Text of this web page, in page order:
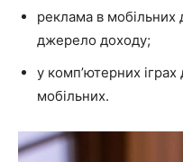
реклама в мобільних
джерело доходу;
у комп’ютерних
мобільних.